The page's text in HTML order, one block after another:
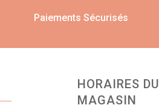
Paiements Sécurisés
HORAIRES DU
MAGASIN